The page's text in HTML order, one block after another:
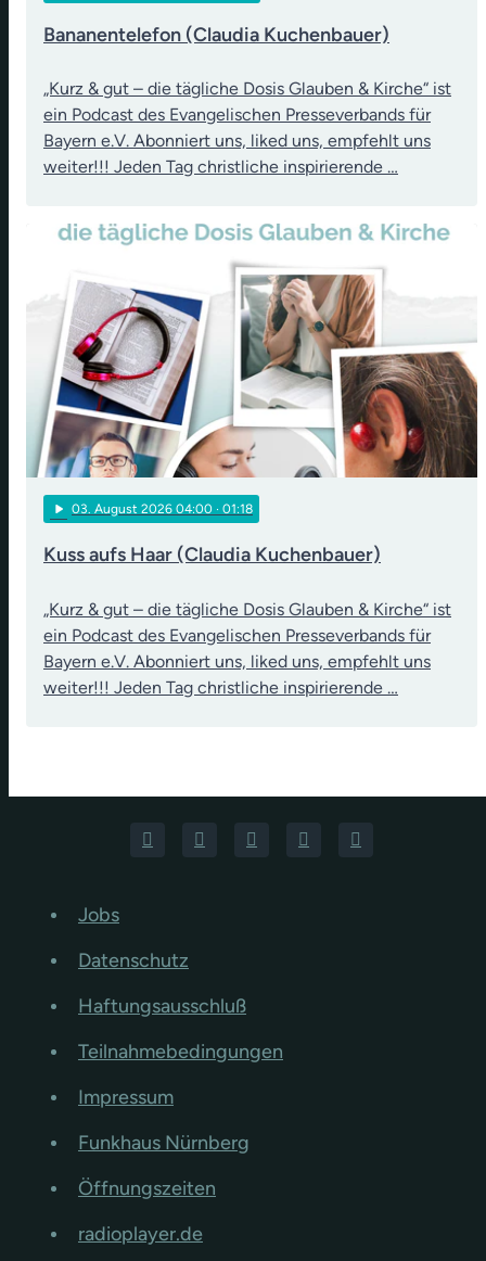
Bananentelefon (Claudia Kuchenbauer)
„Kurz & gut – die tägliche Dosis Glauben & Kirche“ ist
ein Podcast des Evangelischen Presseverbands für
Bayern e.V. Abonniert uns, liked uns, empfehlt uns
weiter!!! Jeden Tag christliche inspirierende …
play_arrow 03. August 2026 04:00 · 01:18
Kuss aufs Haar (Claudia Kuchenbauer)
„Kurz & gut – die tägliche Dosis Glauben & Kirche“ ist
ein Podcast des Evangelischen Presseverbands für
Bayern e.V. Abonniert uns, liked uns, empfehlt uns
weiter!!! Jeden Tag christliche inspirierende …
Jobs
Datenschutz
Haftungsausschluß
Teilnahmebedingungen
Impressum
Funkhaus Nürnberg
Öffnungszeiten
radioplayer.de